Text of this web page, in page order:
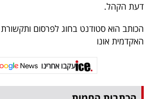
דעת הקהל.
הכותב הוא סטודנט בחוג לפרסום ותקשורת
האקדמית אונו
עקבו אחרינו